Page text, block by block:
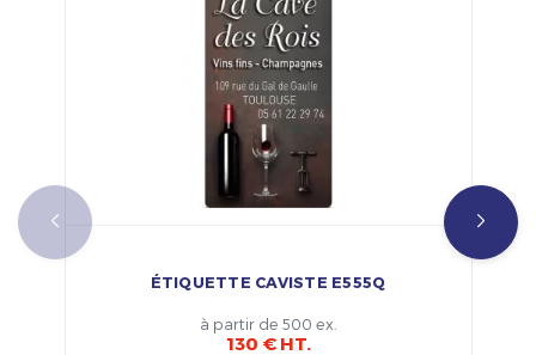
ÉTIQUETTE CAVISTE E555Q
à partir de 500 ex.
130 € HT.